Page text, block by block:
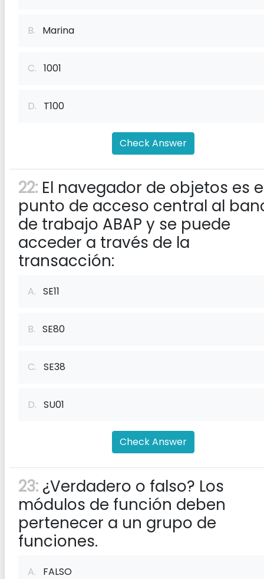
B. Marina
C. 1001
D. T100
Check Answer
22: El navegador de objetos es
punto de acceso central al
de trabajo ABAP y se puede
acceder a través de la
transacción:
A. SE11
B. SE80
C. SE38
D. SU01
Check Answer
23: ¿Verdadero o falso? Los
módulos de función deben
pertenecer a un grupo de
funciones.
A. FALSO